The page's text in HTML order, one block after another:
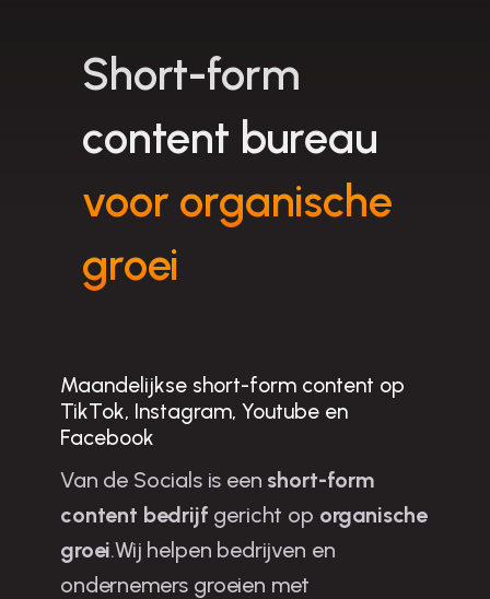
Short-form
content bureau
voor organische
groei
Maandelijkse short-form content op
TikTok, Instagram, Youtube en
Facebook
Van de Socials is een short-form
content bedrijf gericht op organische
groei.Wij helpen bedrijven en
ondernemers groeien met